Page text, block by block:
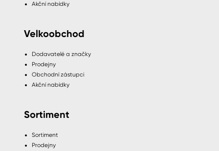
Akční nabídky
Velkoobchod
Dodavatelé a značky
Prodejny
Obchodní zástupci
Akční nabídky
Sortiment
Sortiment
Prodejny